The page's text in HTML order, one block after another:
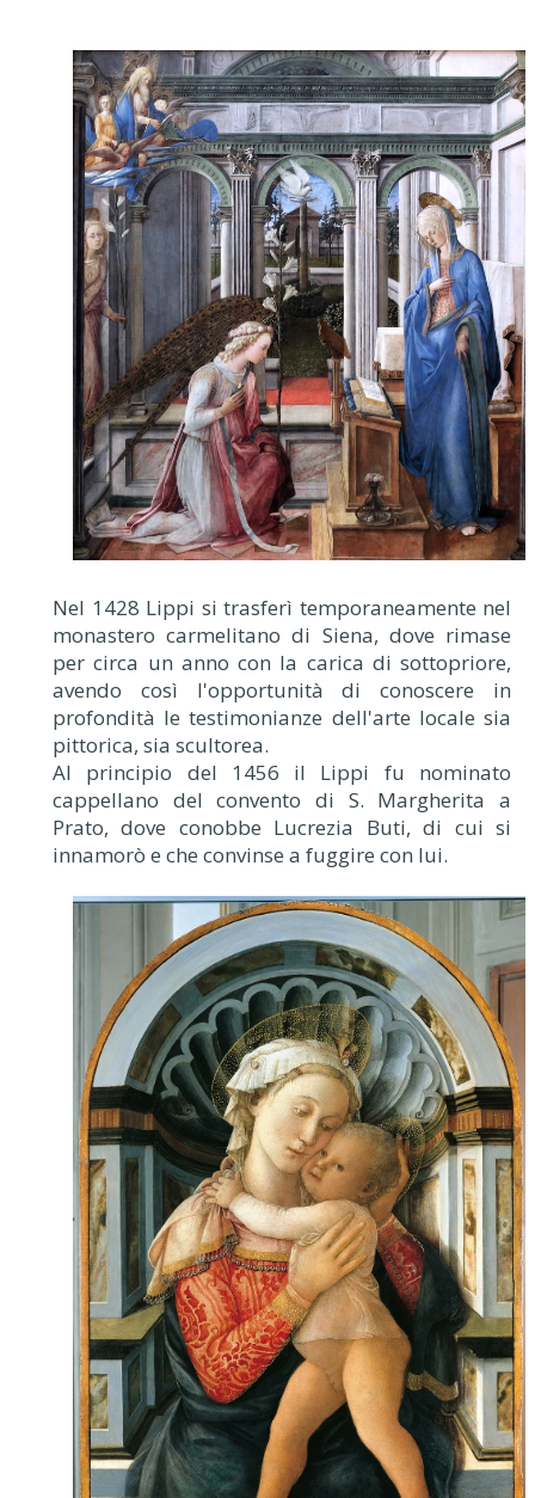
Nel 1428 Lippi si trasferì temporaneamente nel
monastero carmelitano di Siena, dove rimase
per circa un anno con la carica di sottopriore,
avendo così l'opportunità di conoscere in
profondità le testimonianze dell'arte locale sia
pittorica, sia scultorea.
Al principio del 1456 il Lippi fu nominato
cappellano del convento di S. Margherita a
Prato, dove conobbe Lucrezia Buti, di cui si
innamorò e che convinse a fuggire con lui.